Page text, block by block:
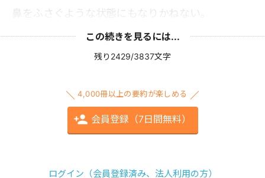
鼻をふさぐような状態にもなりかねない。
この続きを見るには...
残り2429/3837文字
4,000冊以上の要約が楽しめる
会員登録（7日間無料）
ログイン（会員登録済み、法人利用の方）